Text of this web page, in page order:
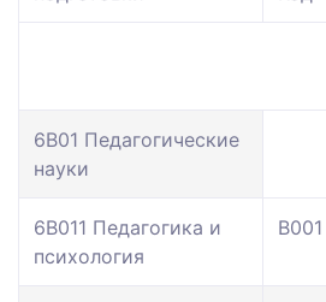
6B01 Педагогические
науки
6В011 Педагогика и
психология
В001